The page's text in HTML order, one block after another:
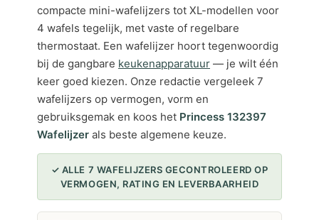
compacte mini-wafelijzers tot XL-modellen voor
4 wafels tegelijk, met vaste of regelbare
thermostaat. Een wafelijzer hoort tegenwoordig
bij de gangbare keukenapparatuur — je wilt één
keer goed kiezen. Onze redactie vergeleek 7
wafelijzers op vermogen, vorm en
gebruiksgemak en koos het Princess 132397
Wafelijzer als beste algemene keuze.
✓ ALLE 7 WAFELIJZERS GECONTROLEERD OP
VERMOGEN, RATING EN LEVERBAARHEID